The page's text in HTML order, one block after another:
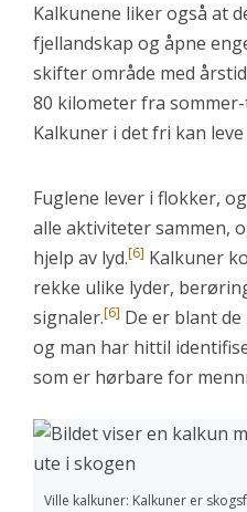
Kalkunene liker også at
fjellandskap og åpne
skifter område med
80 kilometer fra
Kalkuner i det fri kan
Fuglene lever i flokker,
alle aktiviteter sammen,
hjelp av lyd.[6] Kalkuner
rekke ulike lyder,
signaler.[6] De er blant
og man har hittil
som er hørbare for
Ville kalkuner: Kalkuner er